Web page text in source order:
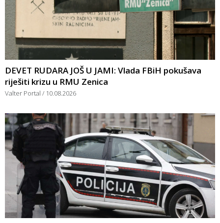
DEVET RUDARA JOŠ U JAMI: Vlada FBiH pokušava
riješiti krizu u RMU Zenica
Valter Portal 10.08.2026